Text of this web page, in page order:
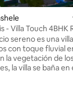
de 5; 155
- Villa Touch 4BHK
sereno es una
con toque fluvial
la vegetación de
la villa se baña en